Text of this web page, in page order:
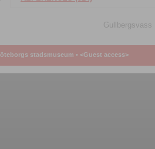
Gullbergsvass
stadsmuseum • <Guest access>